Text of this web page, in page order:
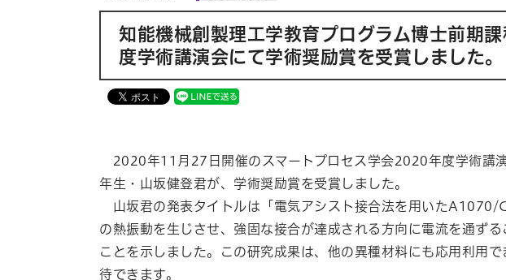
知能機械創製理工学教育プログラム博士前期
度学術講演会にて学術奨励賞を受賞しました。
2020年11月27日開催のスマートプロセス学会2020年度学術講
年生・山坂健登君が、学術奨励賞を受賞しました。
山坂君の発表タイトルは「電気アシスト接合法を用いたA1070/
の熱振動を生じさせ、強固な接合が達成される方向に電流を通ず
ことを示しました。この研究成果は、他の異種材料にも応用利用
待できます。